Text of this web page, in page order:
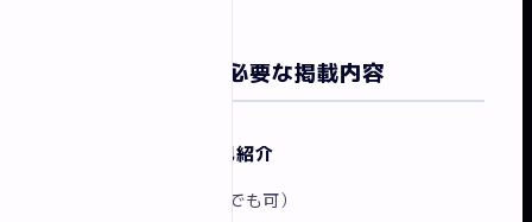
ポートフォリオに必要な掲載内容
1. プロフィール・自己紹介
名前（ニックネームでも可）